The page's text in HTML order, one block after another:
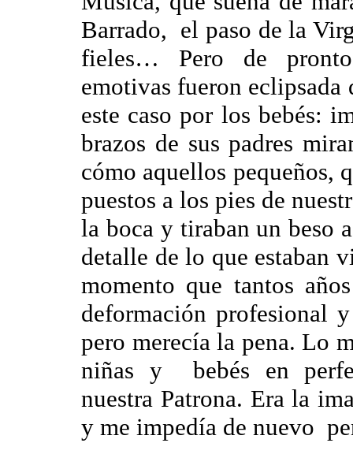
Barrado, el paso de la
fieles… Pero de
emotivas fueron
este caso por los bebés:
brazos de sus padres
cómo aquellos pequeños,
puestos a los pies de
la boca y tiraban un beso
detalle de lo que estaban
momento que tantos
deformación profesional
pero merecía la pena. Lo
niñas y bebés en
nuestra Patrona. Era la
y me impedía de nuevo